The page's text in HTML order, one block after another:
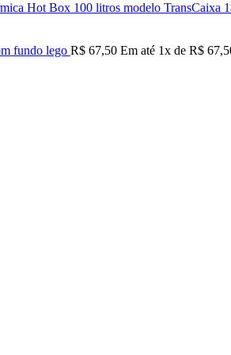
Hot Box 100 litros modelo TransCaixa
fundo lego R$ 67,50 Em até 1x de R$